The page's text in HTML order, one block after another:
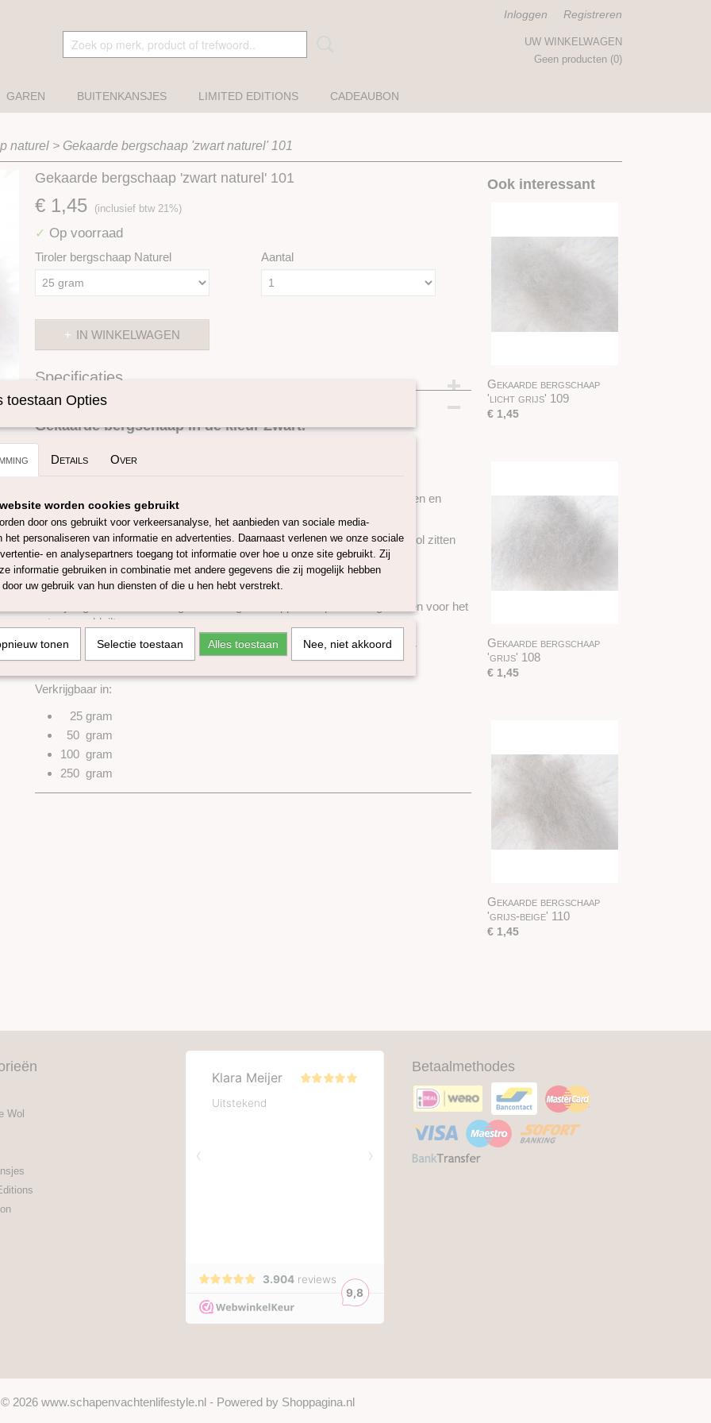
Inloggen Registreren
UW WINKELWAGEN
Geen producten (0)
GAREN BUITENKANSJES LIMITED EDITIONS CADEAUBON
naturel > Gekaarde bergschaap 'zwart naturel' 101
Gekaarde bergschaap 'zwart naturel' 101
€ 1,45 (inclusief btw 21%)
✓ Op voorraad
Tiroler bergschaap Naturel Aantal
IN WINKELWAGEN
Specificaties
Productcode
Omschrijving
Gekaarde bergschaap in de kleur Zwart.
Mooie verantwoorde gekaarde wol van het bergschaap uit Tirol.
Deze wol wordt door een klein familiebedrijf gewassen zonder toevoegingen en
gedroogd aan de lucht.
Door deze manier van wassen blijft er voldoende wolvet ( lanoline) in de wol zitten
waardoor de wol zacht en veerkrachtig blijft.
De micron bedraagd 30/32.
Een fijne gekaarde wol met goede vilteigenschappen en perfect te gebuiken voor het
nat- en naaldvilten.
Het Tiroler Bergschaap naturel hebben wij in 10 kleuren ook in onze Tiroler
bergschaap 47 gekleurde tinten.
Verkrijgbaar in:
25 gram
50 gram
100 gram
250 gram
Ook interessant
Gekaarde bergschaap
'licht grijs' 109
€ 1,45
Gekaarde bergschaap
'grijs' 108
€ 1,45
Gekaarde bergschaap
'grijs-beige' 110
€ 1,45
Wol
Betaalmethodes
© 2026 www.schapenvachtenlifestyle.nl - Powered by Shoppagina.nl
toestaan Opties
Details Over
worden cookies gebruikt
door ons gebruikt voor verkeersanalyse, het aanbieden van sociale media-
het personaliseren van informatie en advertenties. Daarnaast verlenen we onze sociale
en analysepartners toegang tot informatie over hoe u onze site gebruikt. Zij
informatie gebruiken in combinatie met andere gegevens die zij mogelijk hebben
uw gebruik van hun diensten of die u hen hebt verstrekt.
tonen Selectie toestaan Alles toestaan Nee, niet akkoord